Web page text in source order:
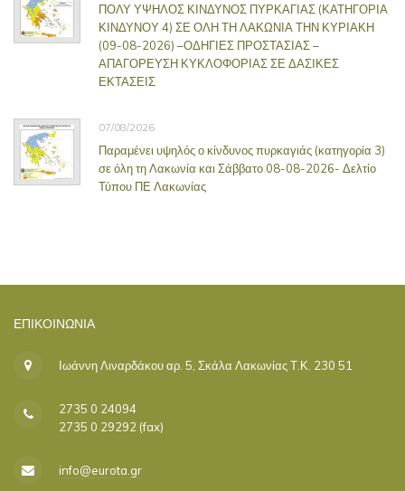
ΠΟΛΥ ΥΨΗΛΟΣ ΚΙΝΔΥΝΟΣ ΠΥΡΚΑΓΙΑΣ (ΚΑΤΗΓΟΡΙΑ
ΚΙΝΔΥΝΟΥ 4) ΣΕ ΟΛΗ ΤΗ ΛΑΚΩΝΙΑ ΤΗΝ ΚΥΡΙΑΚΗ
(09-08-2026) –ΟΔΗΓΙΕΣ ΠΡΟΣΤΑΣΙΑΣ –
ΑΠΑΓΟΡΕΥΣΗ ΚΥΚΛΟΦΟΡΙΑΣ ΣΕ ΔΑΣΙΚΕΣ
ΕΚΤΑΣΕΙΣ
07/08/2026
Παραμένει υψηλός ο κίνδυνος πυρκαγιάς (κατηγορία 3)
σε όλη τη Λακωνία και Σάββατο 08-08-2026- Δελτίο
Τύπου ΠΕ Λακωνίας
ΕΠΙΚΟΙΝΩΝΊΑ
Ιωάννη Λιναρδάκου αρ. 5, Σκάλα Λακωνίας Τ.Κ. 230 51
2735 0 24094
2735 0 29292 (fax)
info@eurota.gr